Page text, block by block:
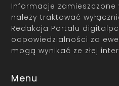
Informacje
należy traktować
Redakcja Portalu
odpowiedzialności za
mogą wynikać ze złej
Menu